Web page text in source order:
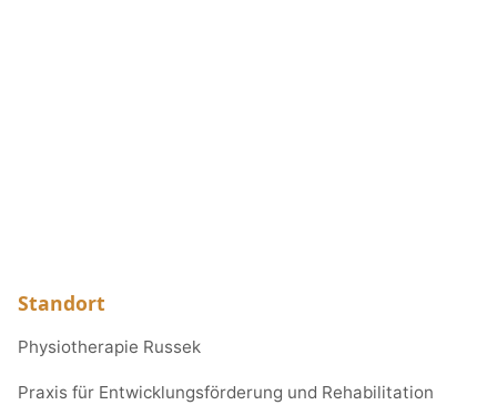
Standort
Physiotherapie Russek
Praxis für Entwicklungsförderung und Rehabilitation